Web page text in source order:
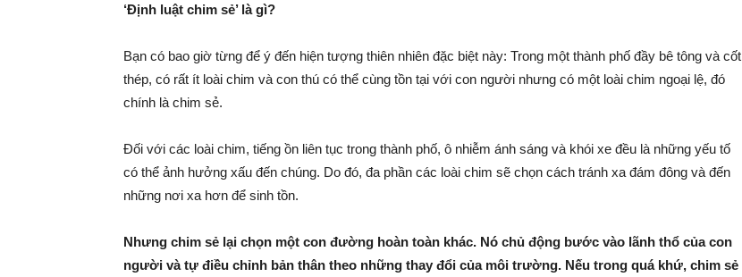
‘Định luật chim sẻ’ là gì?
Bạn có bao giờ từng để ý đến hiện tượng thiên nhiên đặc biệt này: Trong một thành phố đầy bê tông và cốt
thép, có rất ít loài chim và con thú có thể cùng tồn tại với con người nhưng có một loài chim ngoại lệ, đó
chính là chim sẻ.
Đối với các loài chim, tiếng ồn liên tục trong thành phố, ô nhiễm ánh sáng và khói xe đều là những yếu tố
có thể ảnh hưởng xấu đến chúng. Do đó, đa phần các loài chim sẽ chọn cách tránh xa đám đông và đến
những nơi xa hơn để sinh tồn.
Nhưng chim sẻ lại chọn một con đường hoàn toàn khác. Nó chủ động bước vào lãnh thổ của con
người và tự điều chỉnh bản thân theo những thay đổi của môi trường. Nếu trong quá khứ, chim sẻ